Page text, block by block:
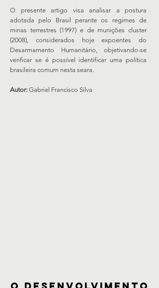
O presente artigo visa analisar a postura
adotada pelo Brasil perante os regimes de
minas terrestres (1997) e de munições cluster
(2008), considerados hoje expoentes do
Desarmamento Humanitário, objetivando-se
verificar se é possível identificar uma política
brasileira comum nesta seara.
Autor: Gabriel Francisco Silva